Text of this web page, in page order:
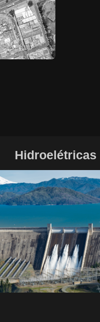
Hidroelétricas